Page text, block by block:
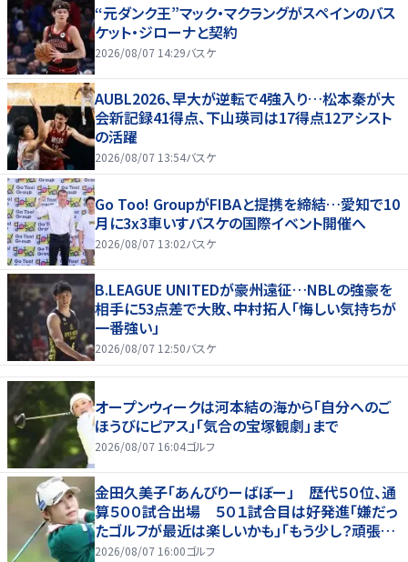
“元ダンク王”マック・マクラングがスペインのバス
ケット・ジローナと契約
2026/08/07 14:29バスケ
AUBL2026、早大が逆転で4強入り…松本秦が大
会新記録41得点、下山瑛司は17得点12アシスト
の活躍
2026/08/07 13:54バスケ
Go Too! GroupがFIBAと提携を締結…愛知で10
月に3x3車いすバスケの国際イベント開催へ
2026/08/07 13:02バスケ
B.LEAGUE UNITEDが豪州遠征…NBLの強豪を
相手に53点差で大敗、中村拓人「悔しい気持ちが
一番強い」
2026/08/07 12:50バスケ
オープンウィークは河本結の海から「自分へのご
ほうびにピアス」「気合の宝塚観劇」まで
2026/08/07 16:04ゴルフ
金田久美子「あんびりーばぼー」 歴代５０位、通
算５００試合出場 ５０１試合目は好発進「嫌だっ
たゴルフが最近は楽しいかも」「もう少し？頑張り
たいな」
2026/08/07 16:00ゴルフ